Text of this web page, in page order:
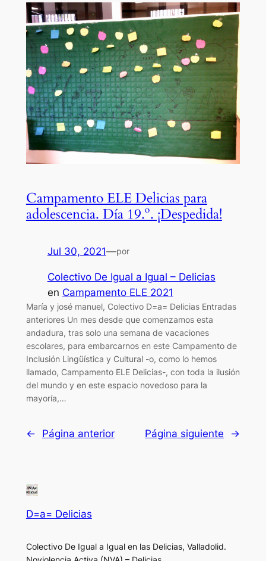
Campamento ELE Delicias para
adolescencia. Día 19.º. ¡Despedida!
Jul 30, 2021—por
Colectivo De Igual a Igual – Delicias
en Campamento ELE 2021
María y josé manuel, Colectivo D=a= Delicias Entradas
anteriores Un mes desde que comenzamos esta
andadura, tras solo una semana de vacaciones
escolares, para embarcarnos en este Campamento de
Inclusión Lingüística y Cultural -o, como lo hemos
llamado, Campamento ELE Delicias-, con toda la ilusión
del mundo y en este espacio novedoso para la
mayoría,…
← Página anterior Página siguiente →
D=a= Delicias
Colectivo De Igual a Igual en las Delicias, Valladolid.